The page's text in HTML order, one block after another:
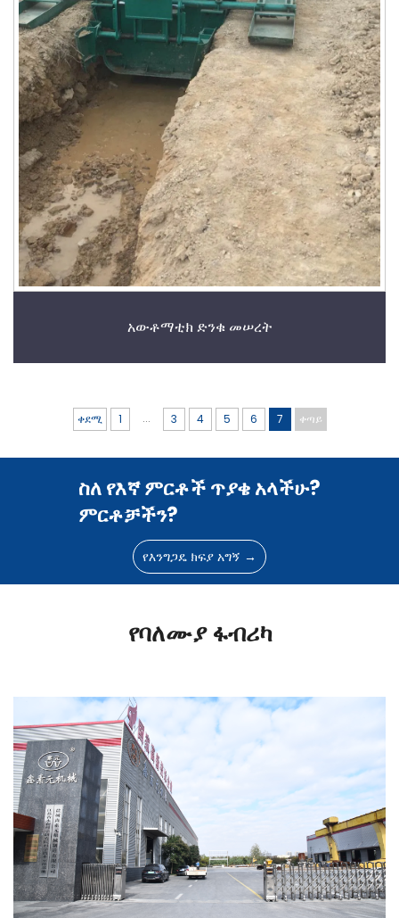
አውቶማቲክ ድንቁ መሠረት
ቀደሚ 1 ... 3 4 5 6 7 ቀጣይ
ስለ የእኛ ምርቶች ጥያቄ አላችሁ?
ምርቶቻችን?
የእንግጋዴ ክፍያ አግኝ →
የባለሙያ ፋብሪካ